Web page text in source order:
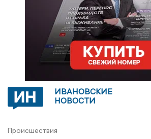
ИВАНОВСКИЕ
НОВОСТИ
Происшествия